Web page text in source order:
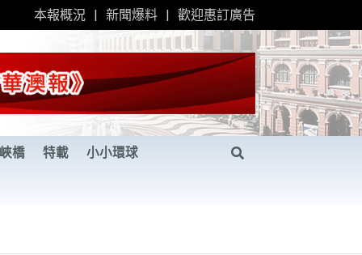
本報概況 新聞爆料 歡迎惠訂廣告
橋 特載 小小環球